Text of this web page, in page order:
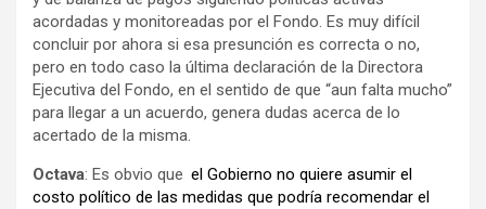
acordadas y monitoreadas por el Fondo. Es muy difícil
concluir por ahora si esa presunción es correcta o no,
pero en todo caso la última declaración de la Directora
Ejecutiva del Fondo, en el sentido de que “aun falta mucho”
para llegar a un acuerdo, genera dudas acerca de lo
acertado de la misma.
Octava: Es obvio que el Gobierno no quiere asumir el
costo político de las medidas que podría recomendar el